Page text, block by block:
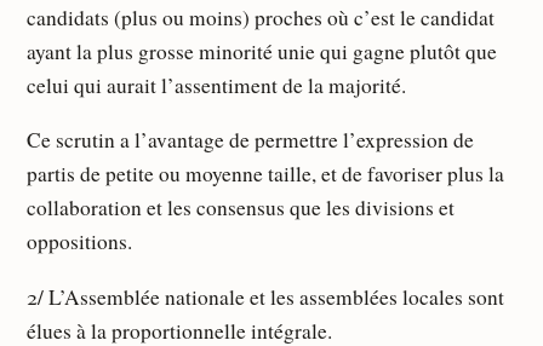
candidats (plus ou moins) proches où c’est le candidat
ayant la plus grosse minorité unie qui gagne plutôt que
celui qui aurait l’assentiment de la majorité.
Ce scrutin a l’avantage de permettre l’expression de
partis de petite ou moyenne taille, et de favoriser plus la
collaboration et les consensus que les divisions et
oppositions.
2/ L’Assemblée nationale et les assemblées locales sont
élues à la proportionnelle intégrale.